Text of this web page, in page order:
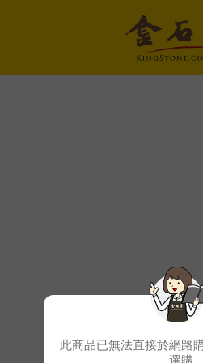
此商品已無法直接於網路
選購